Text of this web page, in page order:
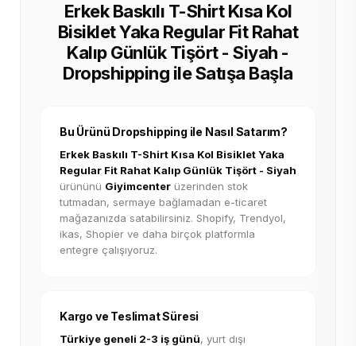
Erkek Baskılı T-Shirt Kısa Kol
Bisiklet Yaka Regular Fit Rahat
Kalıp Günlük Tişört - Siyah -
Dropshipping ile Satışa Başla
Bu Ürünü Dropshipping ile Nasıl Satarım?
Erkek Baskılı T-Shirt Kısa Kol Bisiklet Yaka
Regular Fit Rahat Kalıp Günlük Tişört - Siyah
ürününü Giyimcenter üzerinden stok
tutmadan, sermaye bağlamadan e-ticaret
mağazanızda satabilirsiniz. Shopify, Trendyol,
ikas, Shopier ve daha birçok platformla
entegre çalışıyoruz.
Kargo ve Teslimat Süresi
Türkiye geneli 2-3 iş günü, yurt dışı